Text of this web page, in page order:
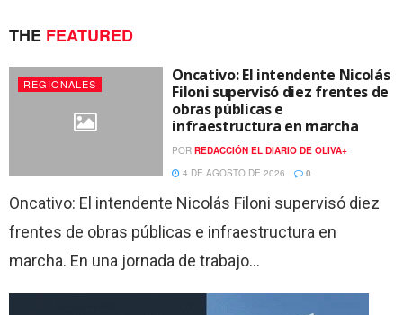
THE FEATURED
REGIONALES
Oncativo: El intendente Nicolás
Filoni supervisó diez frentes de
obras públicas e
infraestructura en marcha
POR REDACCIÓN EL DIARIO DE OLIVA+
4 DE AGOSTO DE 2026
0
Oncativo: El intendente Nicolás Filoni supervisó diez
frentes de obras públicas e infraestructura en
marcha. En una jornada de trabajo...